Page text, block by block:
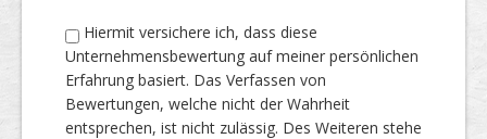
Hiermit versichere ich, dass diese
Unternehmensbewertung auf meiner persönlichen
Erfahrung basiert. Das Verfassen von
Bewertungen, welche nicht der Wahrheit
entsprechen, ist nicht zulässig. Des Weiteren stehe